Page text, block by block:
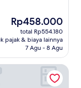
Harga
sekarang
Rp458.000
Rp458.000
total Rp554.180
pajak & biaya lainnya
7 Agu - 8 Agu